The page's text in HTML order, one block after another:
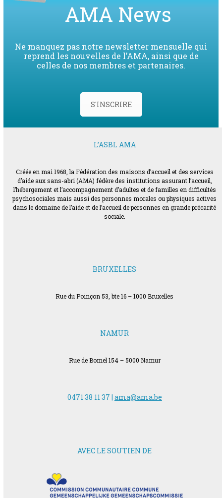
AMA News
Ne manquez pas notre newsletter mensuelle qui
reprend les nouvelles de l’AMA, ainsi que de
celles de nos membres et partenaires.
S'INSCRIRE
L’ASBL AMA
Créée en mai 1968, la Fédération des maisons d’accueil et des services
d’aide aux sans-abri (AMA) fédère des institutions assurant l’accueil,
l’hébergement et l’accompagnement d’adultes et de familles en difficultés
psychosociales mais aussi des personnes morales ou physiques actives
dans le domaine de l’aide et de l’accueil de personnes en grande précarité
sociale.
BRUXELLES
Rue du Poinçon 53, bte 16 – 1000 Bruxelles
NAMUR
Rue de Bomel 154 – 5000 Namur
0471 38 11 37 | ama@ama.be
AVEC LE SOUTIEN DE